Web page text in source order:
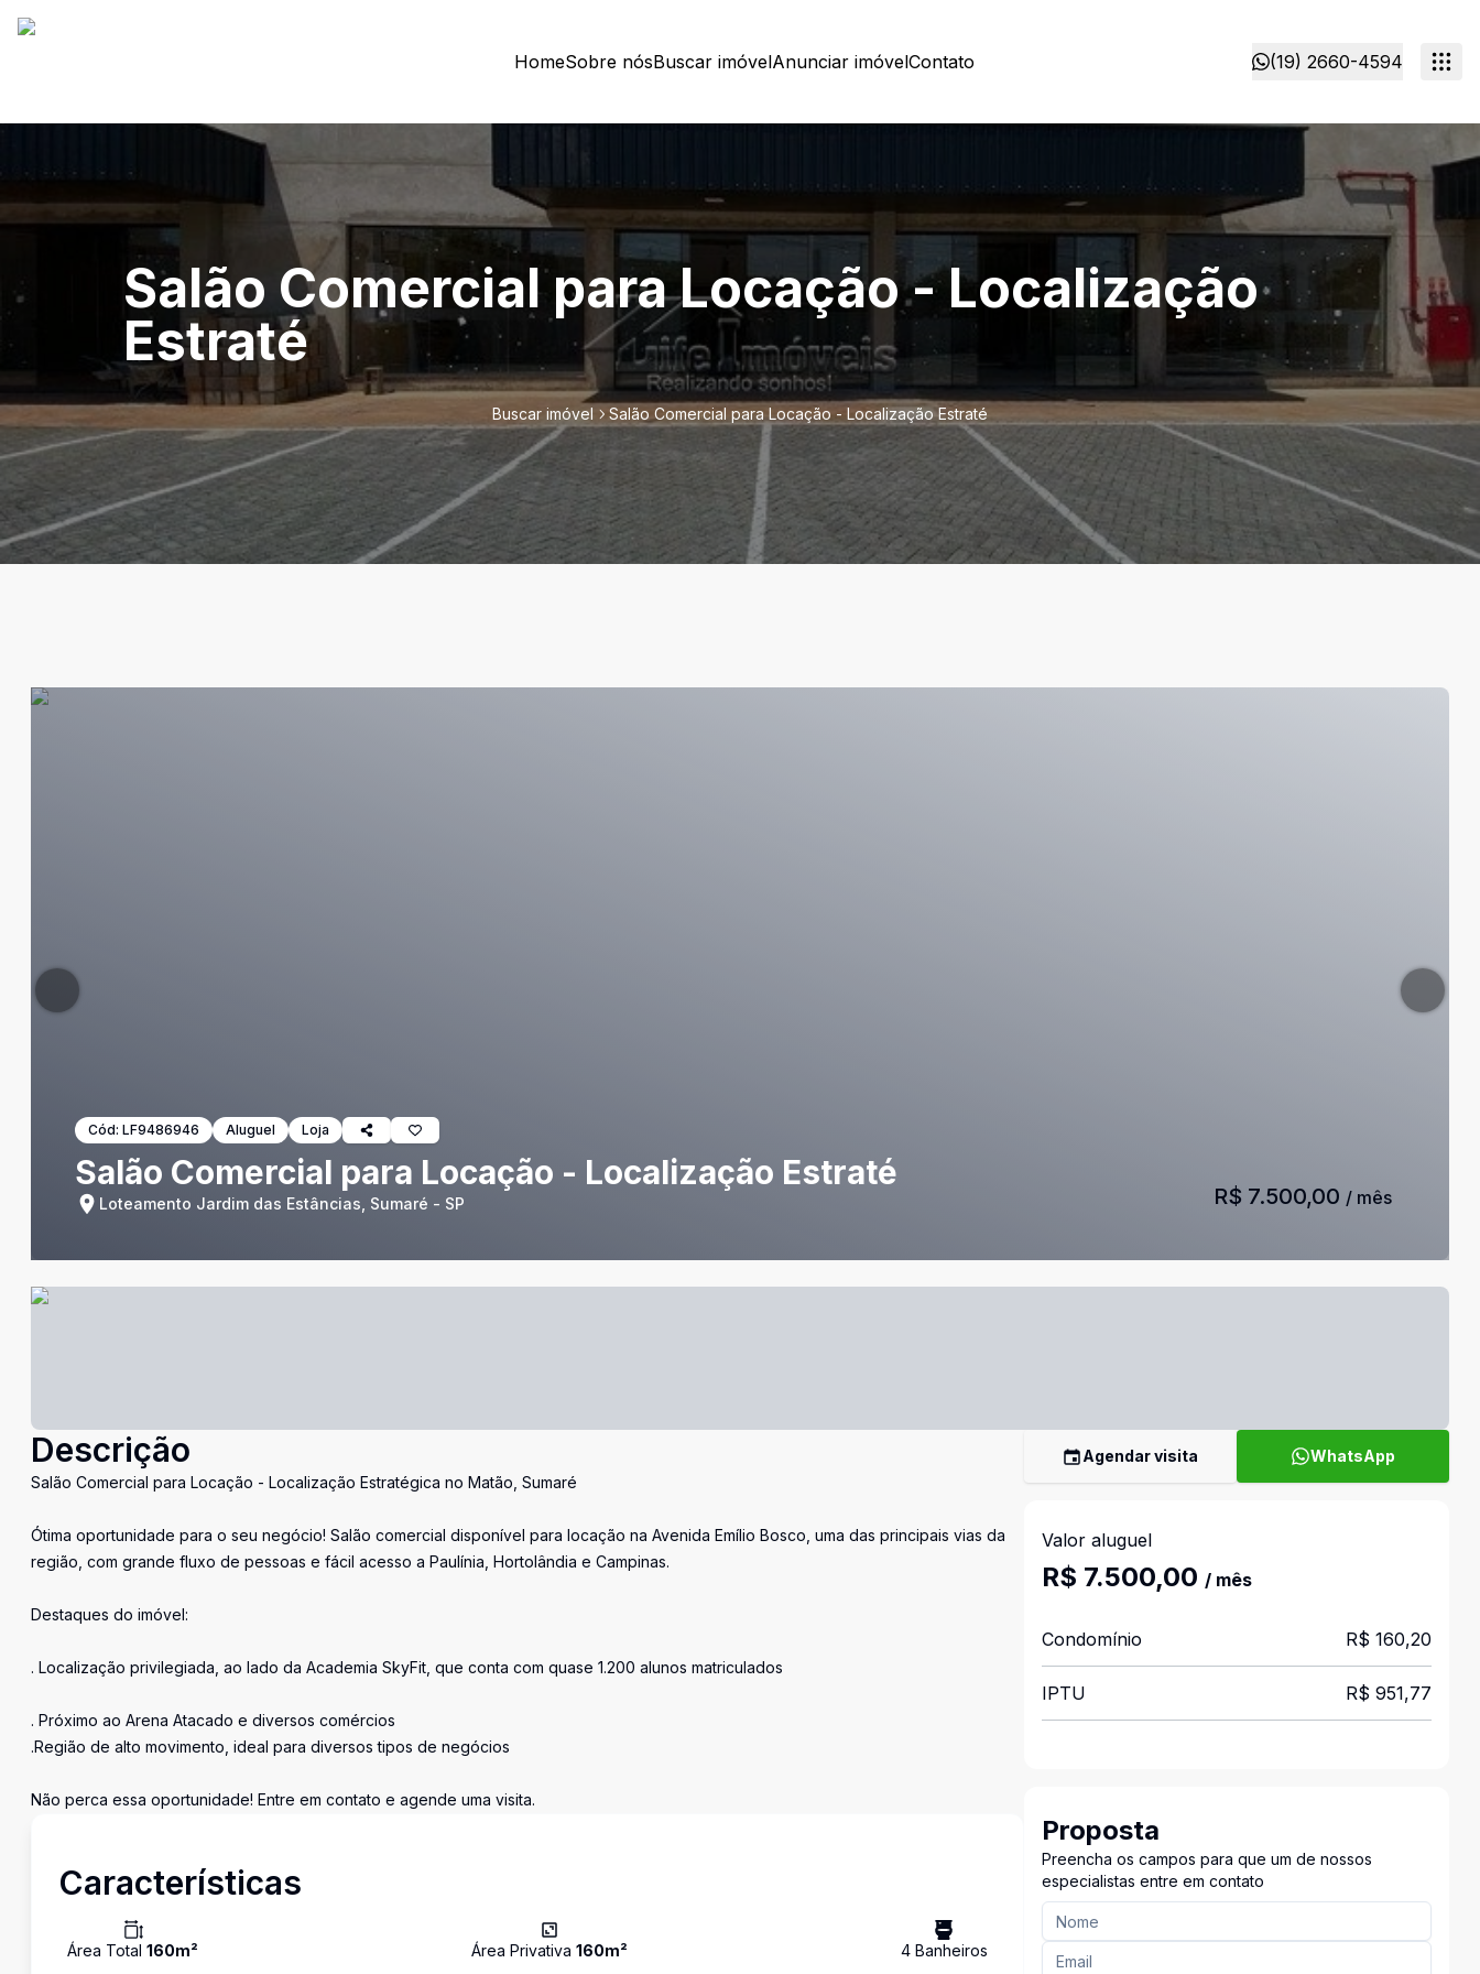
HomeSobre nósBuscar imóvelAnunciar imóvelContato (19) 2660-4594
Salão Comercial para Locação - Localização
Estraté
Buscar imóvel Salão Comercial para Locação - Localização Estraté
Cód: LF9486946 Aluguel Loja
Salão Comercial para Locação - Localização Estraté
Loteamento Jardim das Estâncias, Sumaré - SP R$ 7.500,00 / mês
Descrição
Salão Comercial para Locação - Localização Estratégica no Matão, Sumaré
Ótima oportunidade para o seu negócio! Salão comercial disponível para locação na Avenida Emílio Bosco, uma das principais vias da
região, com grande fluxo de pessoas e fácil acesso a Paulínia, Hortolândia e Campinas.
Destaques do imóvel:
. Localização privilegiada, ao lado da Academia SkyFit, que conta com quase 1.200 alunos matriculados
. Próximo ao Arena Atacado e diversos comércios
.Região de alto movimento, ideal para diversos tipos de negócios
Não perca essa oportunidade! Entre em contato e agende uma visita.
Características
Área Total 160m² Área Privativa 160m² 4Banheiros
Agendar visita WhatsApp
Valor aluguel
R$ 7.500,00 / mês
Condomínio R$ 160,20
IPTU R$ 951,77
Proposta
Preencha os campos para que um de nossos
especialistas entre em contato